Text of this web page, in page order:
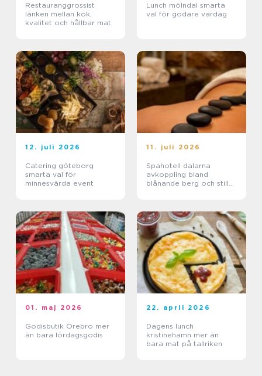
Restauranggrossist
länken mellan kök,
kvalitet och hållbar mat
Lunch mölndal smarta
val för godare vardag
12. juli 2026
Catering göteborg
smarta val för
minnesvärda event
11. juli 2026
Spahotell dalarna
avkoppling bland
blånande berg och stilla
01. maj 2026
Godisbutik Örebro mer
än bara lördagsgodis
22. april 2026
Dagens lunch
kristinehamn mer än
bara mat på tallriken